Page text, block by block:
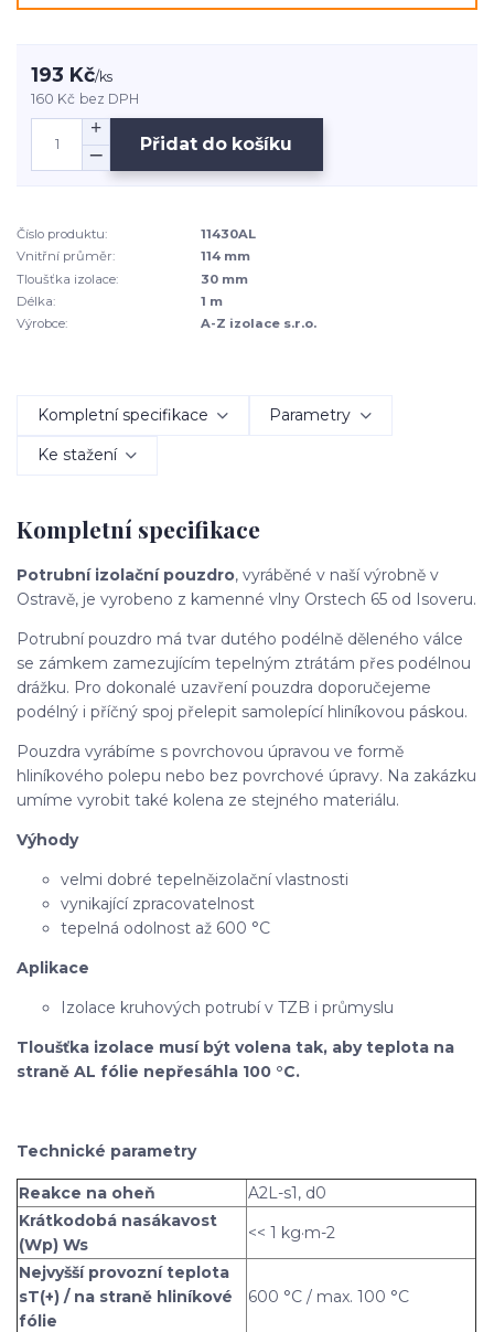
193 Kč/ks
160 Kč bez DPH
Přidat do košíku
Číslo produktu:
11430AL
Vnitřní průměr:
114 mm
Tloušťka izolace:
30 mm
Délka:
1 m
Výrobce:
A-Z izolace s.r.o.
Kompletní specifikace Parametry
Ke stažení
Kompletní specifikace
Potrubní izolační pouzdro, vyráběné v naší výrobně v
Ostravě, je vyrobeno z kamenné vlny Orstech 65 od Isoveru.
Potrubní pouzdro má tvar dutého podélně děleného válce
se zámkem zamezujícím tepelným ztrátám přes podélnou
drážku. Pro dokonalé uzavření pouzdra doporučejeme
podélný i příčný spoj přelepit samolepící hliníkovou páskou.
Pouzdra vyrábíme s povrchovou úpravou ve formě
hliníkového polepu nebo bez povrchové úpravy. Na zakázku
umíme vyrobit také kolena ze stejného materiálu.
Výhody
velmi dobré tepelněizolační vlastnosti
vynikající zpracovatelnost
tepelná odolnost až 600 °C
Aplikace
Izolace kruhových potrubí v TZB i průmyslu
Tloušťka izolace musí být volena tak, aby teplota na
straně AL fólie nepřesáhla 100 °C.
Technické parametry
Reakce na oheň
A2L-s1, d0
Krátkodobá nasákavost
(Wp) Ws
<< 1 kg·m-2
Nejvyšší provozní teplota
sT(+) / na straně hliníkové
fólie
600 °C / max. 100 °C